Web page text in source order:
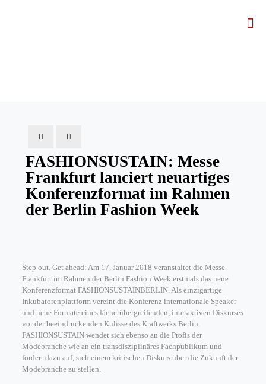
FASHIONSUSTAIN: Messe
Frankfurt lanciert neuartiges
Konferenzformat im Rahmen
der Berlin Fashion Week
Step out. Get ahead: Am 17. Januar 2018 veranstaltet die Messe
Frankfurt im Rahmen der Berlin Fashion Week erstmals das neue
Konferenzformat FASHIONSUSTAINBERLIN. Als einzigartige
Inkubatorenplattform vereint die Konferenz internationale Speaker
und neue Formate eines fächerübergreifenden, interaktiven Diskurses
vor der beeindruckenden Kulisse des Kraftwerks Berlin.
FASHIONSUSTAIN wendet sich ebenso an die Profis der
Modebranche wie an ein transdisziplinäres Fachpublikum und
fordert dazu auf, sich einem kritischen Diskurs über die Zukunft der
Modebranche zu stellen.